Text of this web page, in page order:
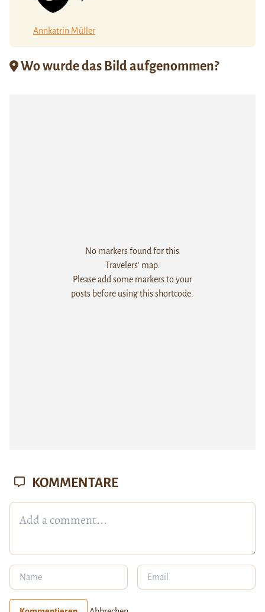
Annkatrin Müller
Wo wurde das Bild aufgenommen?
No markers found for this
Travelers' map.
Please add some markers to your
posts before using this shortcode.
KOMMENTARE